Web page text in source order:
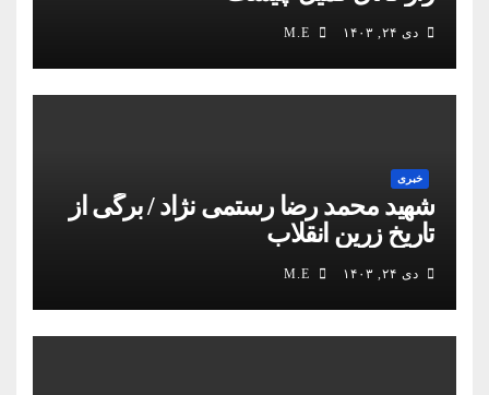
دی ۲۴, ۱۴۰۳
خبری
شهید محمد رضا رستمی نژاد / برگی از
تاریخ زرین انقلاب
دی ۲۴, ۱۴۰۳